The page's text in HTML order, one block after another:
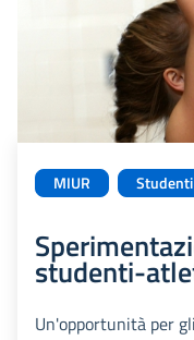
MIUR
studenti-
Un'opportunità per